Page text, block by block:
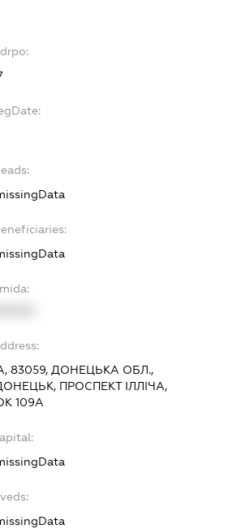
83059, ДОНЕЦЬКА ОБЛ.,
ПРОСПЕКТ ІЛЛІЧА,
109А